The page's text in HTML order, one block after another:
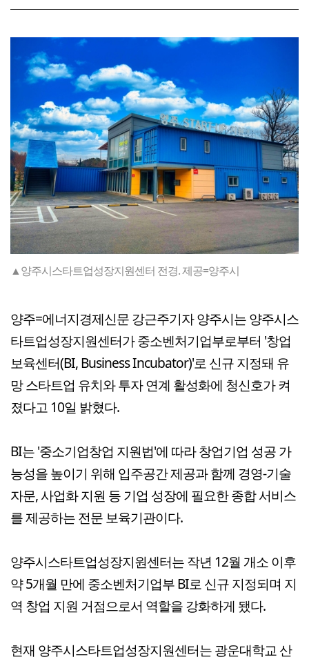
▲양주시스타트업성장지원센터 전경. 제공=양주시
양주=에너지경제신문 강근주기자 양주시는 양주시스
타트업성장지원센터가 중소벤처기업부로부터 '창업
보육센터(BI, Business Incubator)'로 신규 지정돼 유
망 스타트업 유치와 투자 연계 활성화에 청신호가 켜
졌다고 10일 밝혔다.
BI는 '중소기업창업 지원법'에 따라 창업기업 성공 가
능성을 높이기 위해 입주공간 제공과 함께 경영-기술
자문, 사업화 지원 등 기업 성장에 필요한 종합 서비스
를 제공하는 전문 보육기관이다.
양주시스타트업성장지원센터는 작년 12월 개소 이후
약 5개월 만에 중소벤처기업부 BI로 신규 지정되며 지
역 창업 지원 거점으로서 역할을 강화하게 됐다.
현재 양주시스타트업성장지원센터는 광운대학교 산